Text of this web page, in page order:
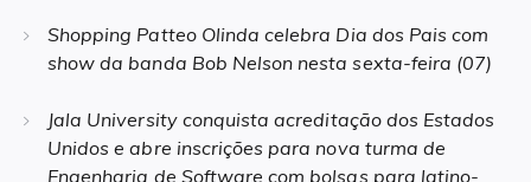
Shopping Patteo Olinda celebra Dia dos Pais com
show da banda Bob Nelson nesta sexta-feira (07)
Jala University conquista acreditação dos Estados
Unidos e abre inscrições para nova turma de
Engenharia de Software com bolsas para latino-